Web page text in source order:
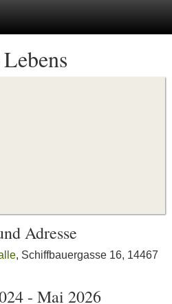
Adresse
, Schiffbauergasse 16, 14467
- Mai 2026